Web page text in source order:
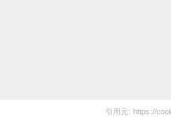
引用元: https://